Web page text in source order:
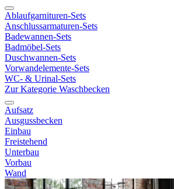
Ablaufgarnituren-Sets
Anschlussarmaturen-Sets
Badewannen-Sets
Badmöbel-Sets
Duschwannen-Sets
Vorwandelemente-Sets
WC- & Urinal-Sets
Zur Kategorie Waschbecken
Aufsatz
Ausgussbecken
Einbau
Freistehend
Unterbau
Vorbau
Wand